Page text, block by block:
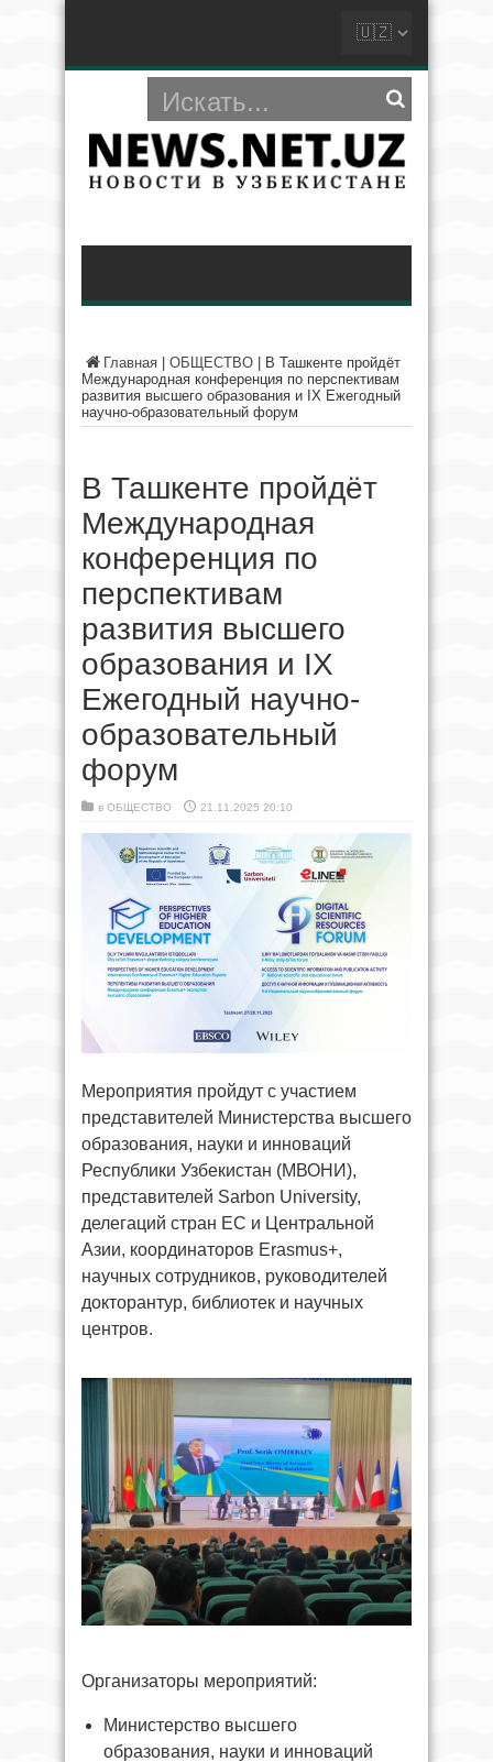
Главная ОБЩЕСТВО
В Ташкенте пройдёт
Международная конференция по перспективам
развития высшего образования и IX Ежегодный
научно-образовательный форум
В Ташкенте пройдёт
Международная
конференция по
перспективам
развития высшего
образования и IX
Ежегодный научно-
образовательный
форум
в ОБЩЕСТВО 21.11.2025 20:10
Мероприятия пройдут с участием
представителей Министерства высшего
образования, науки и инноваций
Республики Узбекистан (МВОНИ),
представителей Sarbon University,
делегаций стран ЕС и Центральной
Азии, координаторов Erasmus+,
научных сотрудников, руководителей
докторантур, библиотек и научных
центров.
Организаторы мероприятий:
Министерство высшего
образования, науки и инноваций